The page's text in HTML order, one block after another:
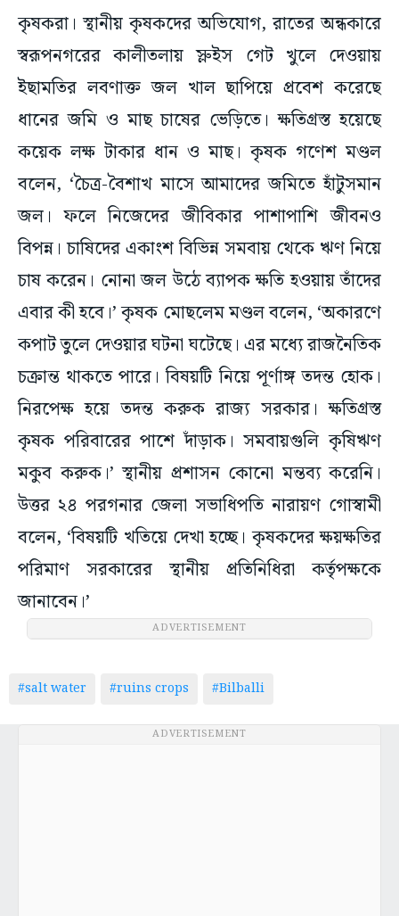
কৃষকরা। স্থানীয় কৃষকদের অভিযোগ, রাতের অন্ধকারে
স্বরূপনগরের কালীতলায় স্লুইস গেট খুলে দেওয়ায়
ইছামতির লবণাক্ত জল খাল ছাপিয়ে প্রবেশ করেছে
ধানের জমি ও মাছ চাষের ভেড়িতে। ক্ষতিগ্রস্ত হয়েছে
কয়েক লক্ষ টাকার ধান ও মাছ। কৃষক গণেশ মণ্ডল
বলেন, ‘চৈত্র-বৈশাখ মাসে আমাদের জমিতে হাঁটুসমান
জল। ফলে নিজেদের জীবিকার পাশাপাশি জীবনও
বিপন্ন। চাষিদের একাংশ বিভিন্ন সমবায় থেকে ঋণ নিয়ে
চাষ করেন। নোনা জল উঠে ব্যাপক ক্ষতি হওয়ায় তাঁদের
এবার কী হবে।’ কৃষক মোছলেম মণ্ডল বলেন, ‘অকারণে
কপাট তুলে দেওয়ার ঘটনা ঘটেছে। এর মধ্যে রাজনৈতিক
চক্রান্ত থাকতে পারে। বিষয়টি নিয়ে পূর্ণাঙ্গ তদন্ত হোক।
নিরপেক্ষ হয়ে তদন্ত করুক রাজ্য সরকার। ক্ষতিগ্রস্ত
কৃষক পরিবারের পাশে দাঁড়াক। সমবায়গুলি কৃষিঋণ
মকুব করুক।’ স্থানীয় প্রশাসন কোনো মন্তব্য করেনি।
উত্তর ২৪ পরগনার জেলা সভাধিপতি নারায়ণ গোস্বামী
বলেন, ‘বিষয়টি খতিয়ে দেখা হচ্ছে। কৃষকদের ক্ষয়ক্ষতির
পরিমাণ সরকারের স্থানীয় প্রতিনিধিরা কর্তৃপক্ষকে
জানাবেন।’
ADVERTISEMENT
#salt water #ruins crops #Bilballi
ADVERTISEMENT